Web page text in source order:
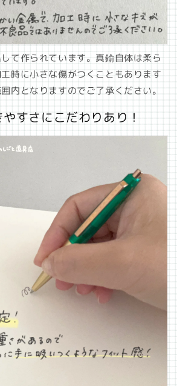
て作られています。真鍮自体は柔ら
時に小さな傷がつくこともあります
内となりますのでご了承ください。
すさにこだわりあり！